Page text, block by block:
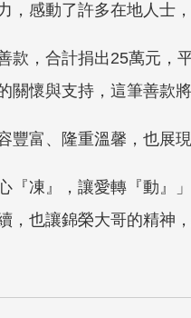
感動了許多在地人士
款，合計捐出25萬元
關懷與支持，這筆善款
富、隆重溫馨，也展
『凍』，讓愛轉『動』
也讓錦榮大哥的精神